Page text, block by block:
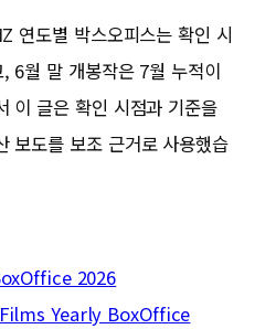
연도별 박스오피스는 확인 시
6월 말 개봉작은 7월 누적이
이 글은 확인 시점과 기준을
보도를 보조 근거로 사용했습
2026
Yearly BoxOffice